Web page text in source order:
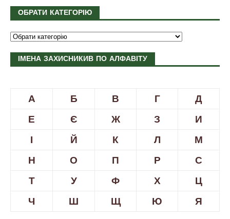
ОБРАТИ КАТЕГОРІЮ
ІМЕНА ЗАХИСНИКИВ ПО АЛФАВІТУ
А Б В Г
Д
Е
Є Ж З
И
І
Й К Л
М
Н
О П Р
С
Т
У Ф Х
Ц
Ч
Ш Щ Ю Я